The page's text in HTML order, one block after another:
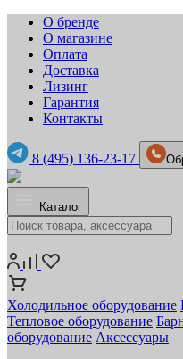
О бренде
О магазине
Оплата
Доставка
Лизинг
Гарантия
Контакты
8 (495) 136-23-17
Каталог
Холодильное оборудование
Тепловое оборудование
оборудование Аксессуары